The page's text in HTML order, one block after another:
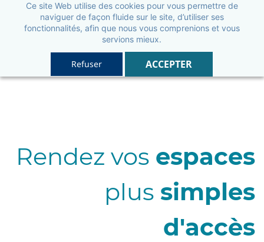
Ce site Web utilise des cookies pour vous permettre de
naviguer de façon fluide sur le site, d’utiliser ses
fonctionnalités, afin que nous vous comprenions et vous
servions mieux.
Refuser ACCEPTER
Rendez vos espaces
plus simples
d'accès